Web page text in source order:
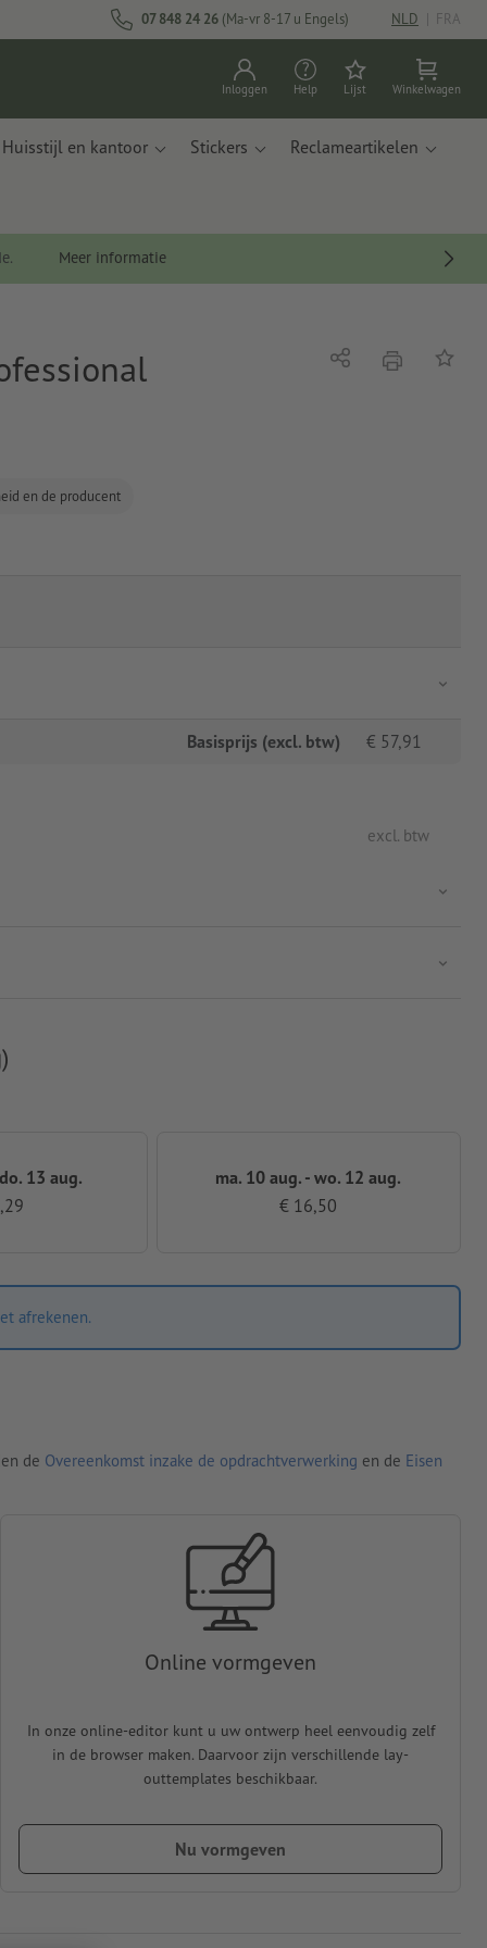
07 848 24 26 (Ma-vr 8-17 u Engels) NLD | FRA
Inloggen Help Lijst Winkelwagen
Huisstijl en kantoor Stickers Reclameartikelen
Meer informatie
en de producent
Delen afdrukkenOp de
Basisprijs (excl. btw) € 57,91
excl. btw
13 aug.
ma. 10 aug. - wo. 12 aug.
€ 16,50
afrekenen.
de Overeenkomst inzake de opdrachtverwerking en de Eisen
Online vormgeven
In onze online-editor kunt u uw ontwerp heel eenvoudig zelf
in de browser maken. Daarvoor zijn verschillende lay-
outtemplates beschikbaar.
Nu vormgeven